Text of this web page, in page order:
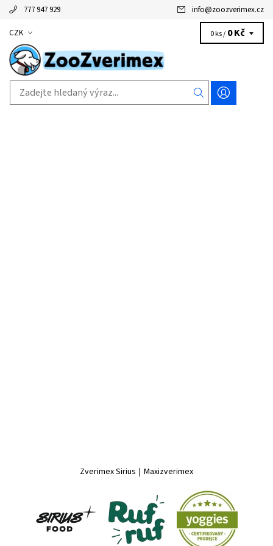
777 947 929 info@zoozverimex.cz
CZK 0 ks / 0 Kč
Zverimex Sirius | Maxizverimex